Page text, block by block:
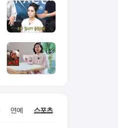
연예 스포츠